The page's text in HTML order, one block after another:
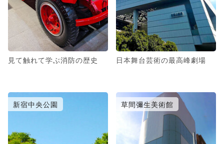
見て触れて学ぶ消防の歴史 日本舞台芸術の最高峰劇場
新宿中央公園 草間彌生美術館